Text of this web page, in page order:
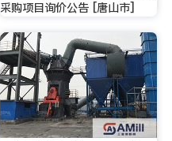
采购项目询价公告 [唐山市]